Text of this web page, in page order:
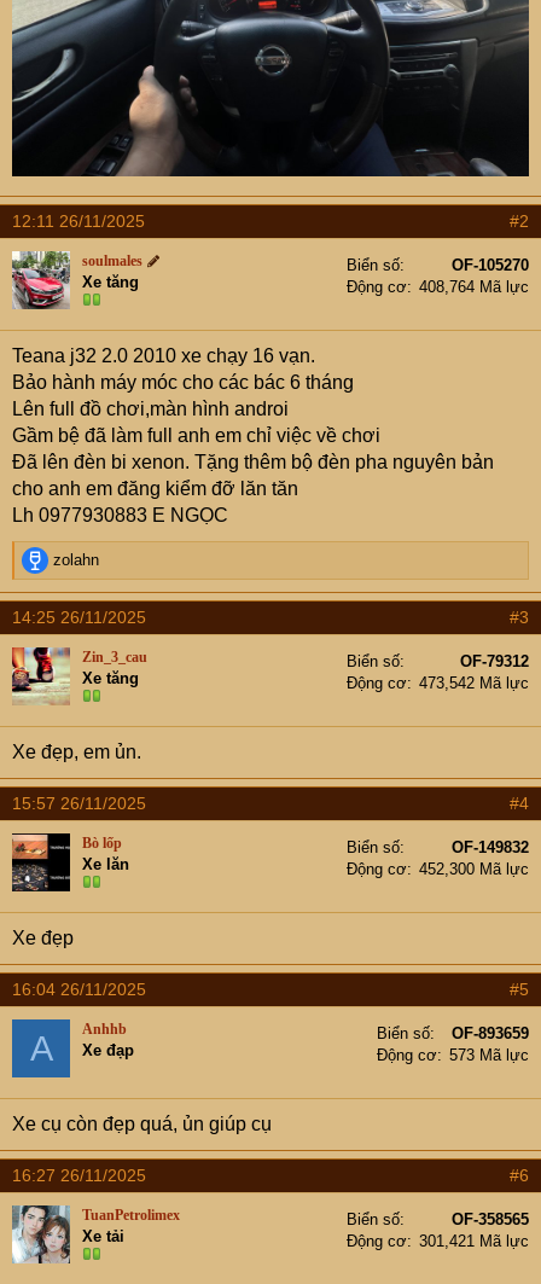
12:11 26/11/2025 #2
soulmales
Xe tăng
Biển số
OF-105270
Động cơ
408,764 Mã lực
Teana j32 2.0 2010 xe chạy 16 vạn.
Bảo hành máy móc cho các bác 6 tháng
Lên full đồ chơi,màn hình androi
Gầm bệ đã làm full anh em chỉ việc về chơi
Đã lên đèn bi xenon. Tặng thêm bộ đèn pha nguyên bản
cho anh em đăng kiểm đỡ lăn tăn
Lh 0977930883 E NGỌC
R
e
a
c
t
i
o
n
s
:
zolahn
14:25 26/11/2025 #3
Zin_3_cau
Xe tăng
Biển số
OF-79312
Động cơ
473,542 Mã lực
Xe đẹp, em ủn.
15:57 26/11/2025 #4
Bò lốp
Xe lăn
Biển số
OF-149832
Động cơ
452,300 Mã lực
Xe đẹp
16:04 26/11/2025 #5
A Anhhb
Xe đạp
Biển số
OF-893659
Động cơ
573 Mã lực
Xe cụ còn đẹp quá, ủn giúp cụ
16:27 26/11/2025 #6
TuanPetrolimex
Xe tải
Biển số
OF-358565
Động cơ
301,421 Mã lực